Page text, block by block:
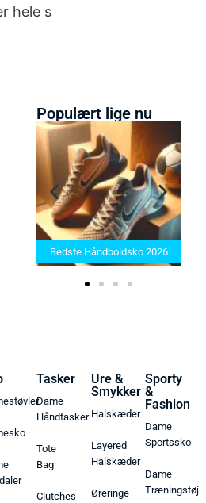
hele s
Populært lige nu
–
Bedste Håndboldsko 2026
Tasker
Dame
Håndtasker
Tote
Bag
Clutches
Ure &
Smykker
Halskæder
Layered
Halskæder
Øreringe
Sporty
&
Fashion
Dame
Sportssko
Dame
Træningstøj